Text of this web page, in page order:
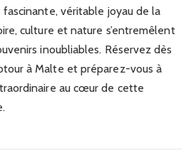
véritable joyau de la
culture et nature s’entremêlent
inoubliables. Réservez dès
à Malte et préparez-vous à
au cœur de cette